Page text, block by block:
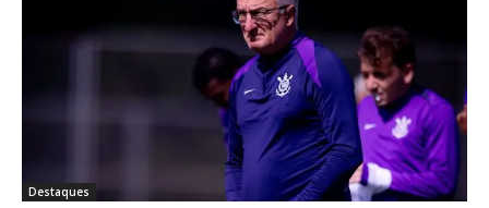
Destaques